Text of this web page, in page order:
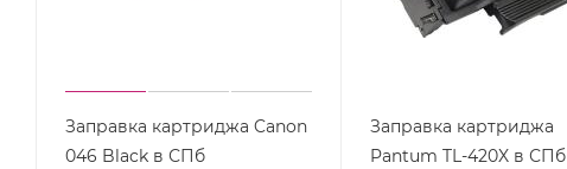
Заправка картриджа Canon
046 Black в СПб
Заправка картриджа
Pantum TL-420X в СПб